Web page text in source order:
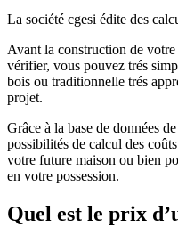
La société cgesi édite des
Avant la construction de
vérifier, vous pouvez trés
bois ou traditionnelle trés
projet.
Grâce à la base de données
possibilités de calcul des
votre future maison ou bien
en votre possession.
Quel est le prix